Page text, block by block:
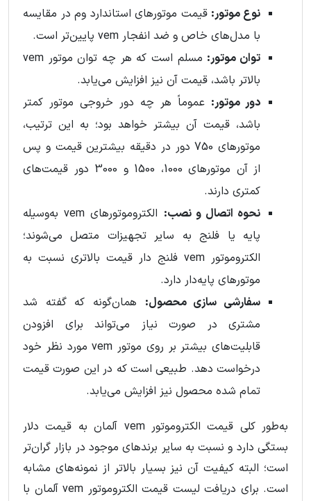
نوع موتور: قیمت موتورهای استاندارد وم در مقایسه
با مدل‌های خاص و ضد انفجار vem پایین‌تر است.
توان موتور:
مسلم است که هر چه توان موتور vem
بالاتر باشد، قیمت آن نیز افزایش می‌یابد.
دور موتور: عموماً هر چه دور خروجی موتور کمتر
باشد، قیمت آن بیشتر خواهد بود؛ به‌ این‌ ترتیب،
موتورهای 750 دور در دقیقه بیشترین قیمت و پس
از آن موتورهای 1000، 1500 و 3000 دور قیمت‌های
کمتری دارند.
نحوه اتصال و نصب:
الکتروموتورهای vem به‌وسیله
پایه یا فلنج به سایر تجهیزات متصل می‌شوند؛
الکتروموتور vem فلنج دار قیمت بالاتری نسبت به
موتورهای پایه‌دار دارد.
سفارشی سازی محصول: همان‌گونه که گفته شد
مشتری در صورت نیاز می‌تواند برای افزودن
قابلیت‌های بیشتر بر روی موتور vem مورد نظر خود
درخواست دهد. طبیعی است که در این صورت قیمت
تمام شده محصول نیز افزایش می‌یابد.
به‌طور کلی قیمت الکتروموتور vem آلمان به قیمت دلار
بستگی دارد و نسبت به سایر برندهای موجود در بازار گران‌تر
است؛ البته کیفیت آن نیز بسیار بالاتر از نمونه‌های مشابه
است. برای دریافت لیست قیمت الکتروموتور vem آلمان با